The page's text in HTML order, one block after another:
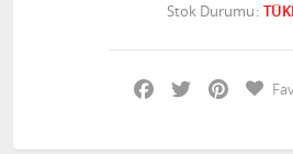
Stok Durumu
Facebook
Twitter Pinterest